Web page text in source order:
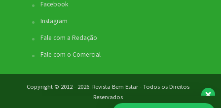
Facebook
Instagram
Fale com a Redação
Fale com o Comercial
Copyright © 2012 - 2026. Revista Bem Estar - Todos os Direitos
Reservados
Não disponível no momento
SEO / Marketing